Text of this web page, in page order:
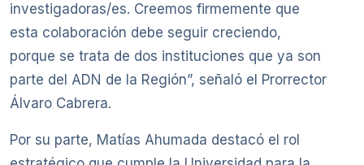
investigadoras/es. Creemos firmemente que
esta colaboración debe seguir creciendo,
porque se trata de dos instituciones que ya son
parte del ADN de la Región”, señaló el Prorrector
Álvaro Cabrera.
Por su parte, Matías Ahumada destacó el rol